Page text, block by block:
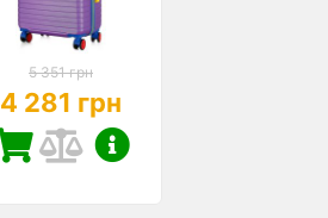
5 351 грн
4 281 грн